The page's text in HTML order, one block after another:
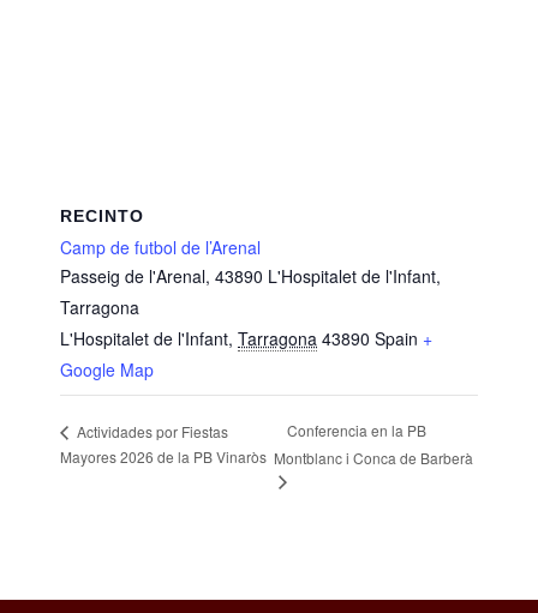
RECINTO
Camp de futbol de l’Arenal
Passeig de l'Arenal, 43890 L'Hospitalet de l'Infant,
Tarragona
L'Hospitalet de l'Infant, Tarragona 43890 Spain +
Google Map
Actividades por Fiestas
Mayores 2026 de la PB Vinaròs
Conferencia en la PB
Montblanc i Conca de Barberà